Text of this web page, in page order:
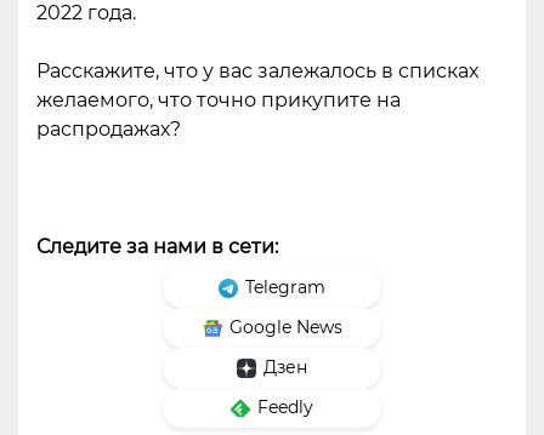
2022 года.
Расскажите, что у вас залежалось в списках
желаемого, что точно прикупите на
распродажах?
Следите за нами в сети:
Telegram
Google News
Дзен
Feedly